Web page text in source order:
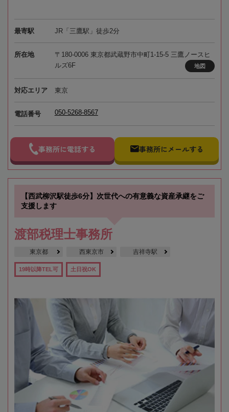
最寄駅 JR「三鷹駅」徒歩2分
所在地
〒180-0006 東京都武蔵野市中町1-15-5 三鷹ノースヒ
ルズ6F
地図
対応エリア 東京
電話番号 050-5268-8567
事務所に電話する 事務所にメールする
【西武柳沢駅徒歩6分】次世代への有意義な資産承継をご
支援します
渡部税理士事務所
東京都 西東京市 吉祥寺駅
19時以降TEL可 土日祝OK